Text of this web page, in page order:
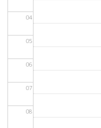
04
05
06
07
08